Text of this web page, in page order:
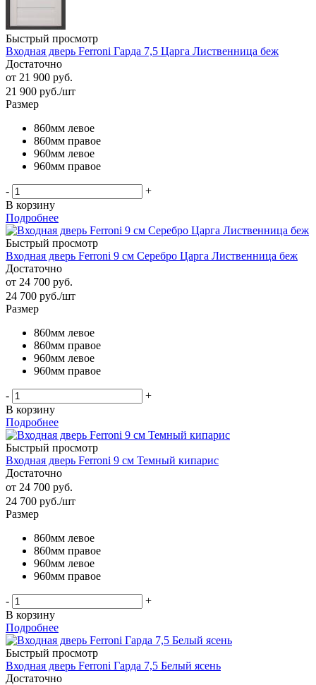
Быстрый просмотр
Входная дверь Ferroni Гарда 7,5 Царга Лиственница беж
Достаточно
от 21 900 руб.
21 900 руб./шт
Размер
860мм левое
860мм правое
960мм левое
960мм правое
-
+
В корзину
Подробнее
Быстрый просмотр
Входная дверь Ferroni 9 см Серебро Царга Лиственница беж
Достаточно
от 24 700 руб.
24 700 руб./шт
Размер
860мм левое
860мм правое
960мм левое
960мм правое
-
+
В корзину
Подробнее
Быстрый просмотр
Входная дверь Ferroni 9 см Темный кипарис
Достаточно
от 24 700 руб.
24 700 руб./шт
Размер
860мм левое
860мм правое
960мм левое
960мм правое
-
+
В корзину
Подробнее
Быстрый просмотр
Входная дверь Ferroni Гарда 7,5 Белый ясень
Достаточно